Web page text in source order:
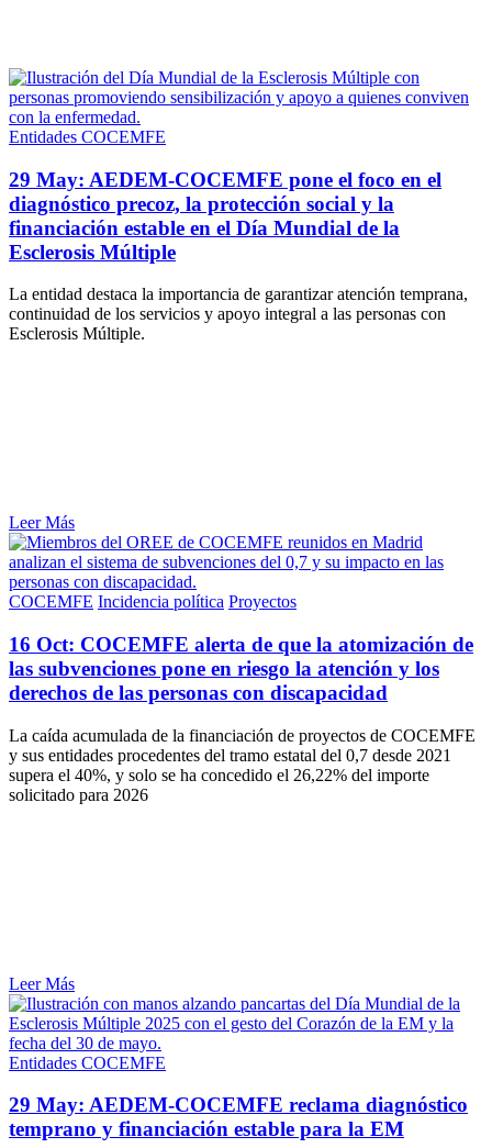
Entidades COCEMFE
29 May: AEDEM-COCEMFE pone el foco en el
diagnóstico precoz, la protección social y la
financiación estable en el Día Mundial de la
Esclerosis Múltiple
La entidad destaca la importancia de garantizar atención temprana,
continuidad de los servicios y apoyo integral a las personas con
Esclerosis Múltiple.
Leer Más
COCEMFE Incidencia política Proyectos
16 Oct: COCEMFE alerta de que la atomización de
las subvenciones pone en riesgo la atención y los
derechos de las personas con discapacidad
La caída acumulada de la financiación de proyectos de COCEMFE
y sus entidades procedentes del tramo estatal del 0,7 desde 2021
supera el 40%, y solo se ha concedido el 26,22% del importe
solicitado para 2026
Leer Más
Entidades COCEMFE
29 May: AEDEM-COCEMFE reclama diagnóstico
temprano y financiación estable para la EM